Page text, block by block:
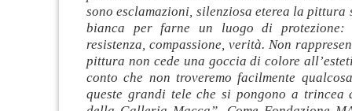
sono esclamazioni, silenziosa eterea la pittura
bianca per farne un luogo di protezione:
resistenza, compassione, verità. Non
pittura non cede una goccia di colore
conto che non troveremo facilmente
queste grandi tele che si pongono a trincea